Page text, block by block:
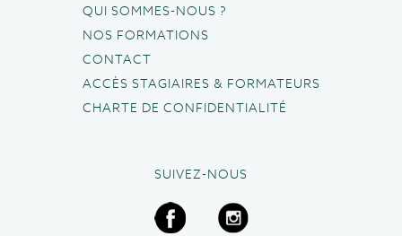
QUI SOMMES-NOUS ?
NOS FORMATIONS
CONTACT
ACCÈS STAGIAIRES & FORMATEURS
CHARTE DE CONFIDENTIALITÉ
SUIVEZ-NOUS